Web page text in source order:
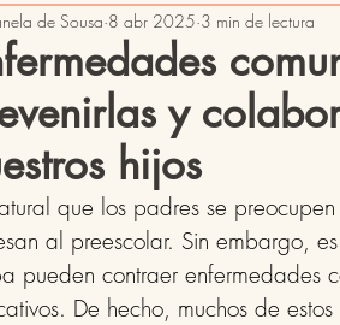
y
hijos
de Sousa 8 abr 2025 3 min de lectura
que los padres se
al preescolar. Sin embargo,
pueden contraer enfermedades
De hecho, muchos de